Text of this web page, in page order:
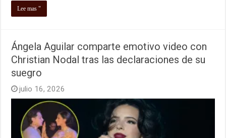
Lee mas "
Ángela Aguilar comparte emotivo video con
Christian Nodal tras las declaraciones de su
suegro
julio 16, 2026